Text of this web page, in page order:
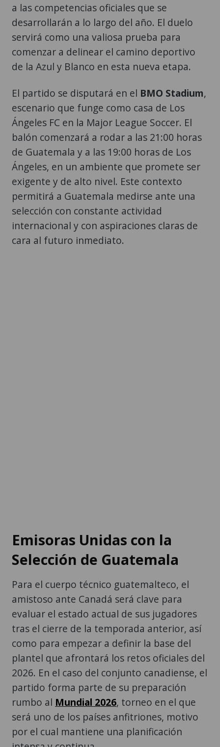
a las competencias oficiales que se
desarrollarán a lo largo del año. El duelo
servirá como una valiosa prueba para
comenzar a delinear el camino deportivo
de la Azul y Blanco en esta nueva etapa.
El partido se disputará en el BMO Stadium,
escenario que funge como casa de Los
Ángeles FC en la Major League Soccer. El
balón comenzará a rodar a las 21:00 horas
de Guatemala y a las 19:00 horas de Los
Ángeles, en un ambiente que promete ser
exigente y de alto nivel. Este contexto
permitirá a Guatemala medirse ante una
selección con constante actividad
internacional y con aspiraciones claras de
cara al futuro inmediato.
Emisoras Unidas con la
Selección de Guatemala
Para el cuerpo técnico guatemalteco, el
amistoso ante Canadá será clave para
evaluar el estado actual de sus jugadores
tras el cierre de la temporada anterior, así
como para empezar a definir la base del
plantel que afrontará los retos oficiales del
2026. En el caso del conjunto canadiense, el
partido forma parte de su preparación
rumbo al Mundial 2026, torneo en el que
será uno de los países anfitriones, motivo
por el cual mantiene una planificación